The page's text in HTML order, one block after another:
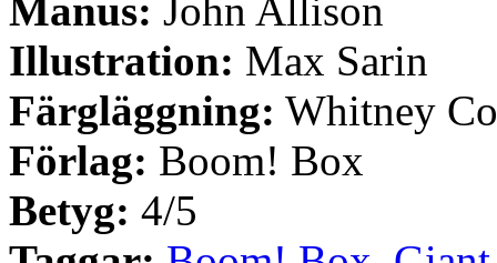
Manus: John Allison
Illustration: Max Sarin
Färgläggning: Whitney
Förlag: Boom! Box
Betyg: 4/5